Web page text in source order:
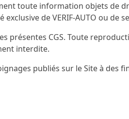
toute information objets de
de VERIF-AUTO ou de
présentes CGS. Toute
interdite.
publiés sur le Site à des